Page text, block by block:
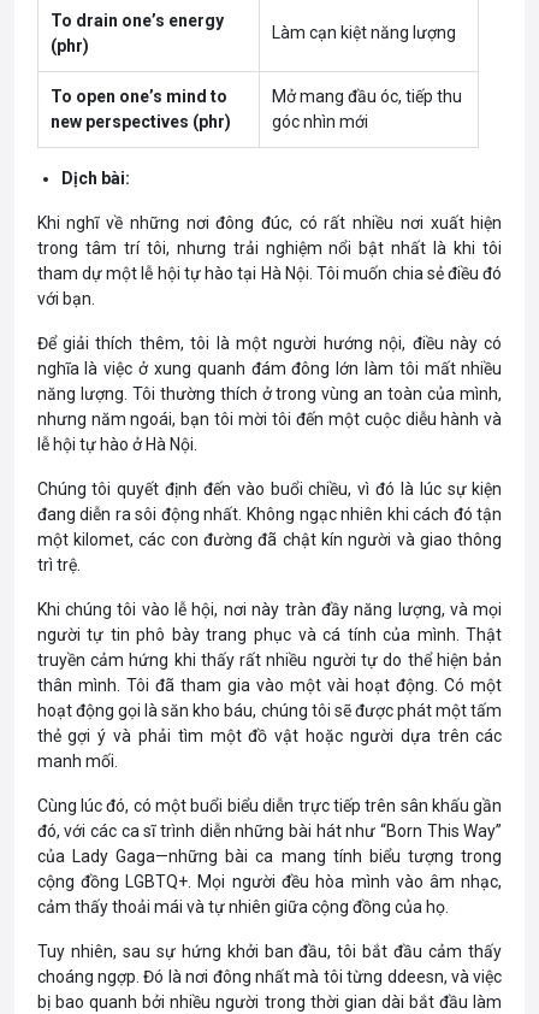
To drain one’s energy
(phr)
Làm cạn kiệt năng lượng
To open one’s mind to
new perspectives (phr)
Mở mang đầu óc, tiếp thu
góc nhìn mới
Dịch bài:
Khi nghĩ về những nơi đông đúc, có rất nhiều nơi xuất hiện
trong tâm trí tôi, nhưng trải nghiệm nổi bật nhất là khi tôi
tham dự một lễ hội tự hào tại Hà Nội. Tôi muốn chia sẻ điều đó
với bạn.
Để giải thích thêm, tôi là một người hướng nội, điều này có
nghĩa là việc ở xung quanh đám đông lớn làm tôi mất nhiều
năng lượng. Tôi thường thích ở trong vùng an toàn của mình,
nhưng năm ngoái, bạn tôi mời tôi đến một cuộc diễu hành và
lễ hội tự hào ở Hà Nội.
Chúng tôi quyết định đến vào buổi chiều, vì đó là lúc sự kiện
đang diễn ra sôi động nhất. Không ngạc nhiên khi cách đó tận
một kilomet, các con đường đã chật kín người và giao thông
trì trệ.
Khi chúng tôi vào lễ hội, nơi này tràn đầy năng lượng, và mọi
người tự tin phô bày trang phục và cá tính của mình. Thật
truyền cảm hứng khi thấy rất nhiều người tự do thể hiện bản
thân mình. Tôi đã tham gia vào một vài hoạt động. Có một
hoạt động gọi là săn kho báu, chúng tôi sẽ được phát một tấm
thẻ gợi ý và phải tìm một đồ vật hoặc người dựa trên các
manh mối.
Cùng lúc đó, có một buổi biểu diễn trực tiếp trên sân khấu gần
đó, với các ca sĩ trình diễn những bài hát như “Born This Way”
của Lady Gaga—những bài ca mang tính biểu tượng trong
cộng đồng LGBTQ+. Mọi người đều hòa mình vào âm nhạc,
cảm thấy thoải mái và tự nhiên giữa cộng đồng của họ.
Tuy nhiên, sau sự hứng khởi ban đầu, tôi bắt đầu cảm thấy
choáng ngợp. Đó là nơi đông nhất mà tôi từng ddeesn, và việc
bị bao quanh bởi nhiều người trong thời gian dài bắt đầu làm